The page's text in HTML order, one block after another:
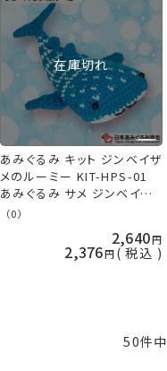
在庫切れ
あみぐるみ キット ジンベイザ
メのルーミー KIT-HPS-01
あみぐるみ サメ ジンベイザ
メ 手芸キット 日本あみぐる
（0）
2,640
2,376 税込
50件中